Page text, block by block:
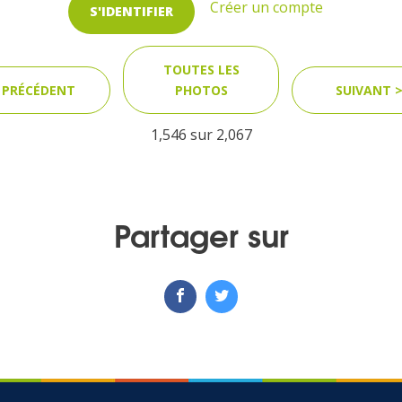
S'IDENTIFIER Créer un compte
TOUTES LES
PHOTOS
SUIVANT
1,546 sur 2,067
Partager sur